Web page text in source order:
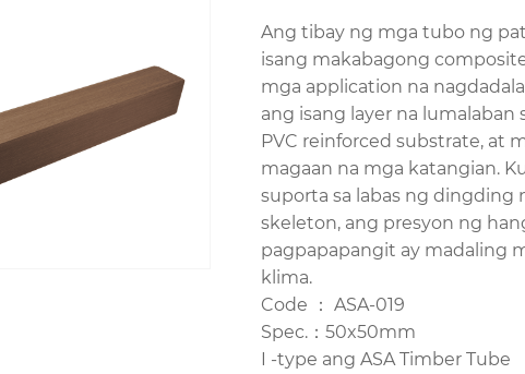
Ang tibay ng mga tubo ng
isang makabagong
mga application na
ang isang layer na lumalaban
PVC reinforced substrate, at
magaan na mga katangian.
suporta sa labas ng dingding
skeleton, ang presyon ng
pagpapapangit ay madaling
klima.
Code ： ASA-019
Spec.：50x50mm
I -type ang ASA Timber Tube